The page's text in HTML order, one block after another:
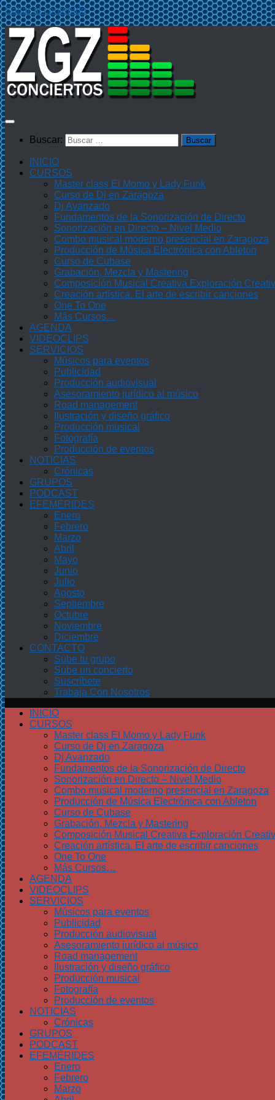
Saltar al contenido
Buscar:
INICIO
CURSOS
Master class El Momo y Lady Funk
Curso de Dj en Zaragoza
Dj Avanzado
Fundamentos de la Sonorización de Directo
Sonorización en Directo – Nivel Medio
Combo musical moderno presencial en Zaragoza
Producción de Música Electrónica con Ableton
Curso de Cubase
Grabación, Mezcla y Mastering
Composición Musical Creativa Exploración
Creación artística. El arte de escribir canciones
One To One
Más Cursos…
AGENDA
VIDEOCLIPS
SERVICIOS
Músicos para eventos
Publicidad
Producción audiovisual
Asesoramiento jurídico al músico
Road management
Ilustración y diseño gráfico
Producción musical
Fotografía
Producción de eventos
NOTICIAS
Crónicas
GRUPOS
PODCAST
EFEMÉRIDES
Enero
Febrero
Marzo
Abril
Mayo
Junio
Julio
Agosto
Septiembre
Octubre
Noviembre
Diciembre
CONTACTO
Sube tu grupo
Sube un concierto
Suscríbete
Trabaja Con Nosotros
INICIO
CURSOS
Master class El Momo y Lady Funk
Curso de Dj en Zaragoza
Dj Avanzado
Fundamentos de la Sonorización de Directo
Sonorización en Directo – Nivel Medio
Combo musical moderno presencial en Zaragoza
Producción de Música Electrónica con Ableton
Curso de Cubase
Grabación, Mezcla y Mastering
Composición Musical Creativa Exploración
Creación artística. El arte de escribir canciones
One To One
Más Cursos…
AGENDA
VIDEOCLIPS
SERVICIOS
Músicos para eventos
Publicidad
Producción audiovisual
Asesoramiento jurídico al músico
Road management
Ilustración y diseño gráfico
Producción musical
Fotografía
Producción de eventos
NOTICIAS
Crónicas
GRUPOS
PODCAST
EFEMÉRIDES
Enero
Febrero
Marzo